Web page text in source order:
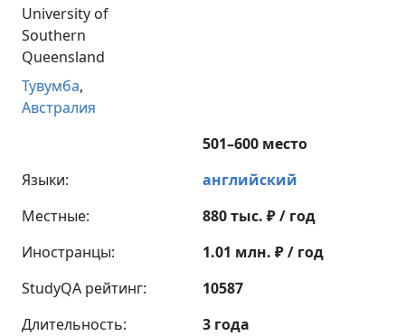
University of
Southern
Queensland
Тувумба,
Австралия
501–600 место
Языки:
английский
Местные:
880 тыс. ₽ / год
Иностранцы:
1.01 млн. ₽ / год
StudyQA рейтинг:
10587
Длительность:
3 года